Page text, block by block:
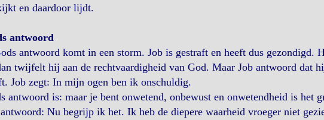
en daardoor lijdt.
antwoord
antwoord komt in een storm. Job is gestraft en heeft dus gezondigd.
twijfelt hij aan de rechtvaardigheid van God. Maar Job antwoord dat
Job zegt: In mijn ogen ben ik onschuldig.
antwoord is: maar je bent onwetend, onbewust en onwetendheid is het
Nu begrijp ik het. Ik heb de diepere waarheid vroeger niet